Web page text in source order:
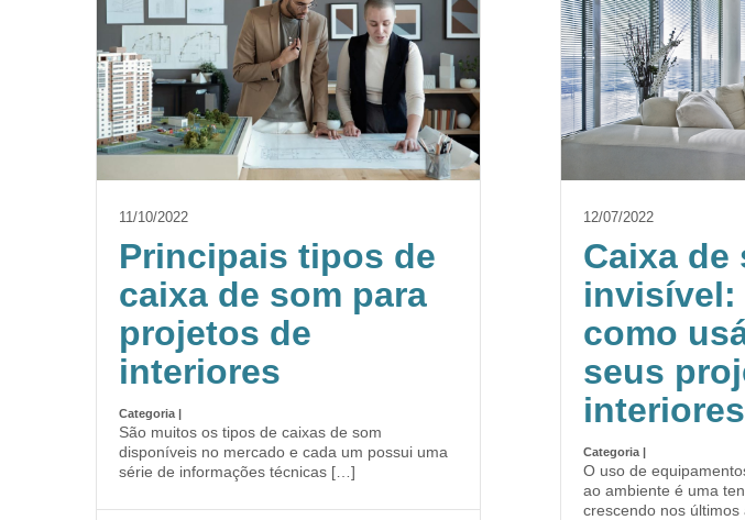
11/10/2022
Principais tipos de
caixa de som para
projetos de
interiores
Categoria |
São muitos os tipos de caixas de som
disponíveis no mercado e cada um possui uma
série de informações técnicas […]
12/07/2022
Caixa de
invisível:
como
seus
interiores
Categoria |
O uso de
ao ambiente é uma
crescendo nos